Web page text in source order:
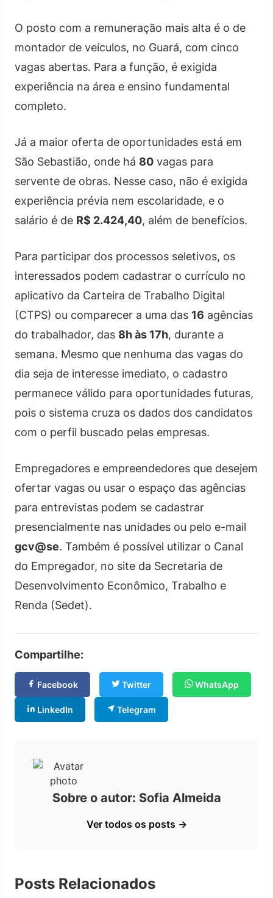
O posto com a remuneração mais alta é o de
montador de veículos, no Guará, com cinco
vagas abertas. Para a função, é exigida
experiência na área e ensino fundamental
completo.
Já a maior oferta de oportunidades está em
São Sebastião, onde há 80 vagas para
servente de obras. Nesse caso, não é exigida
experiência prévia nem escolaridade, e o
salário é de R$ 2.424,40, além de benefícios.
Para participar dos processos seletivos, os
interessados podem cadastrar o currículo no
aplicativo da Carteira de Trabalho Digital
(CTPS) ou comparecer a uma das 16 agências
do trabalhador, das 8h às 17h, durante a
semana. Mesmo que nenhuma das vagas do
dia seja de interesse imediato, o cadastro
permanece válido para oportunidades futuras,
pois o sistema cruza os dados dos candidatos
com o perfil buscado pelas empresas.
Empregadores e empreendedores que desejem
ofertar vagas ou usar o espaço das agências
para entrevistas podem se cadastrar
presencialmente nas unidades ou pelo e-mail
gcv@se. Também é possível utilizar o Canal
do Empregador, no site da Secretaria de
Desenvolvimento Econômico, Trabalho e
Renda (Sedet).
Compartilhe:
Facebook Twitter WhatsApp
LinkedIn Telegram
Sobre o autor: Sofia Almeida
Ver todos os posts →
Posts Relacionados